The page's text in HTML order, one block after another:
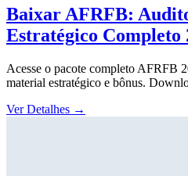
Baixar AFRFB:
Estratégico Completo
Acesse o pacote completo AFRFB
material estratégico e bônus.
Ver Detalhes →